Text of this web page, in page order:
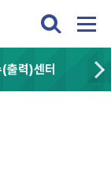
출력)센터 자